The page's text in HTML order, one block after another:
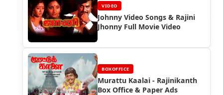
VIDEO
Johnny Video Songs & Rajini
Jhonny Full Movie Video
BOXOFFICE
Murattu Kaalai - Rajinikanth
Box Office & Paper Ads